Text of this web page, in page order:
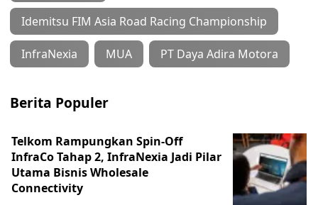
Idemitsu FIM Asia Road Racing Championship
InfraNexia MUA PT Daya Adira Motora
Berita Populer
Telkom Rampungkan Spin-Off
InfraCo Tahap 2, InfraNexia Jadi Pilar
Utama Bisnis Wholesale
Connectivity